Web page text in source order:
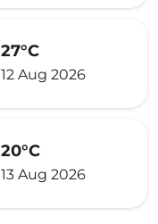
27°C
12 Aug 2026
20°C
13 Aug 2026